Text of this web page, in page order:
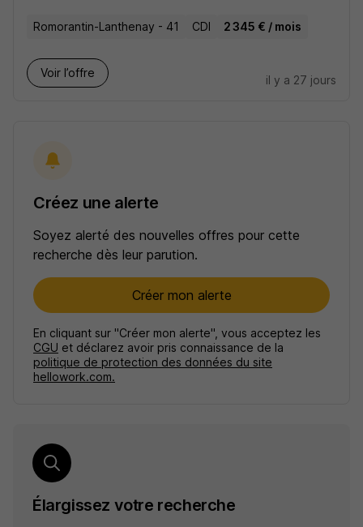
Romorantin-Lanthenay - 41 CDI 2 345 € / mois
Voir l’offre
il y a 27 jours
Créez une alerte
Soyez alerté des nouvelles offres pour cette
recherche dès leur parution.
Créer mon alerte
En cliquant sur "Créer mon alerte", vous acceptez les
CGU et déclarez avoir pris connaissance de la
politique de protection des données du site
hellowork.com.
Élargissez votre recherche